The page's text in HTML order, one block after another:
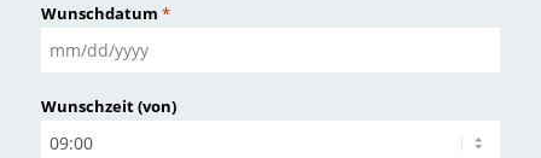
Wunschdatum *
MM
TT
Schrägstrich
Wunschzeit (von)